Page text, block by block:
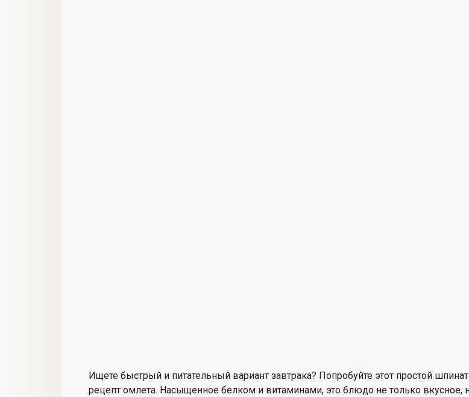
Ищете быстрый и питательный вариант завтрака? Попробуйте этот простой
рецепт омлета. Насыщенное белком и витаминами, это блюдо не только вкусное,